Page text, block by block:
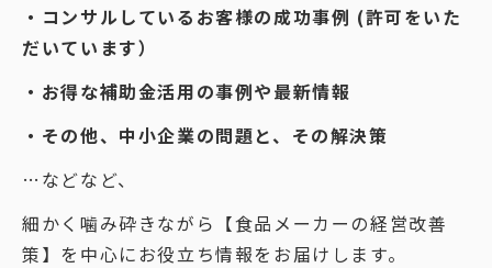
・コンサルしているお客様の成功事例 (許可をいた
だいています）
・お得な補助金活用の事例や最新情報
・その他、中小企業の問題と、その解決策
…などなど、
細かく噛み砕きながら【食品メーカーの経営改善
策】を中心にお役立ち情報をお届けします。